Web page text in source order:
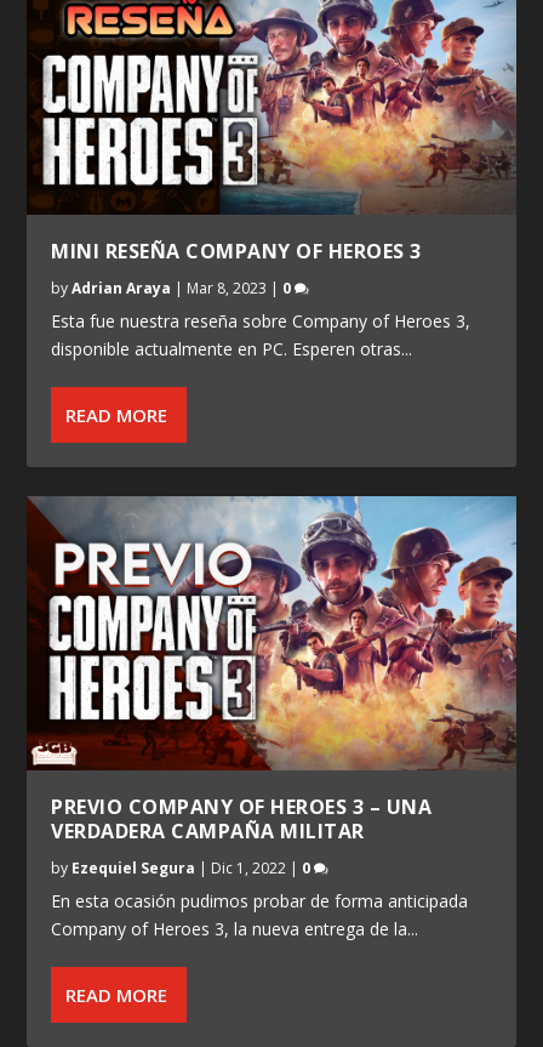
MINI RESEÑA COMPANY OF HEROES 3
byAdrian Araya | Mar 8, 2023 | 0
Esta fue nuestra reseña sobre Company of Heroes 3,
disponible actualmente en PC. Esperen otras...
READ MORE
PREVIO COMPANY OF HEROES 3 – UNA
VERDADERA CAMPAÑA MILITAR
by Ezequiel Segura | Dic 1, 2022 | 0
En esta ocasión pudimos probar de forma anticipada
Company of Heroes 3, la nueva entrega de la...
READ MORE